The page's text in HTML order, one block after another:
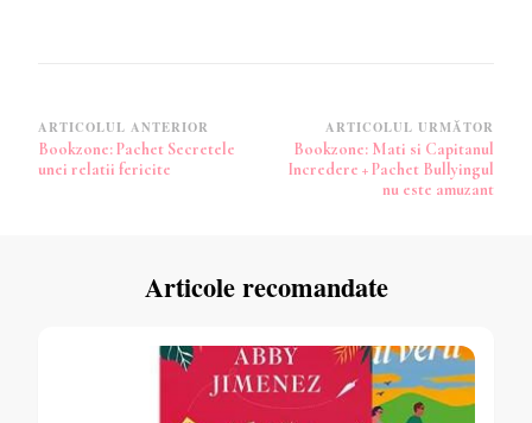
Navigare
în
ARTICOLUL ANTERIOR
Bookzone: Pachet Secretele
unei relatii fericite
ARTICOLUL URMĂTOR
Bookzone: Mati si Capitanul
Incredere + Pachet Bullyingul
nu este amuzant
Articole recomandate